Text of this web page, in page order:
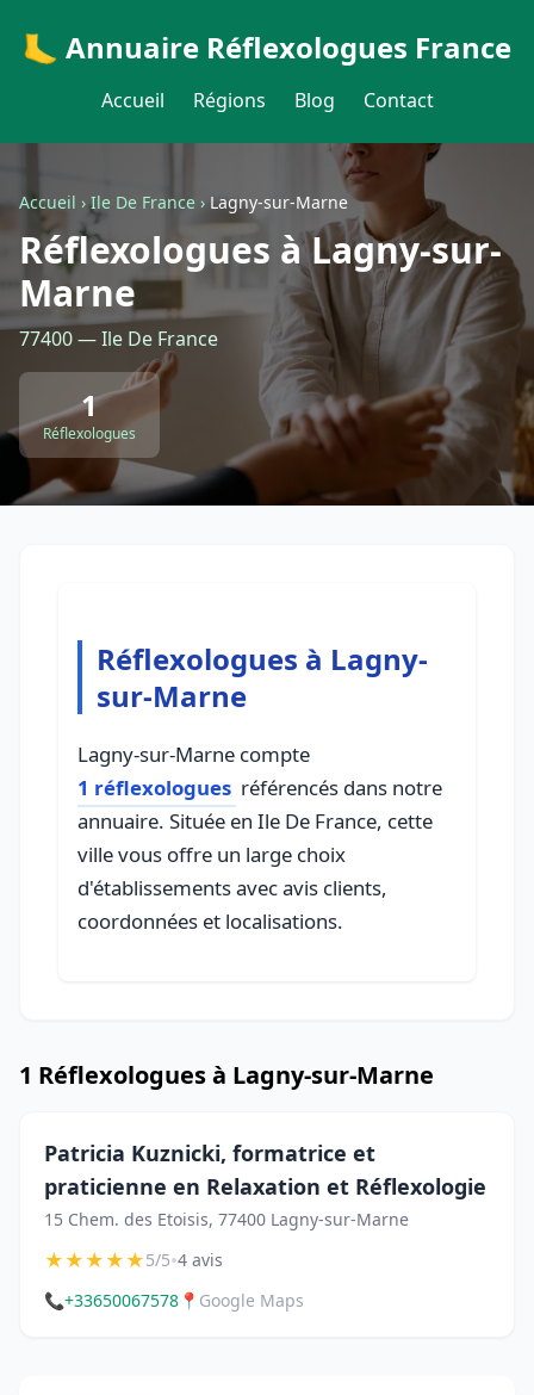
🦶 Annuaire Réflexologues France
Accueil Régions Blog Contact
Accueil ›Ile De France › Lagny-sur-Marne
Réflexologues à Lagny-sur-
Marne
77400 — Ile De France
1
Réflexologues
Réflexologues à Lagny-
sur-Marne
Lagny-sur-Marne compte
1 réflexologues référencés dans notre
annuaire. Située en Ile De France, cette
ville vous offre un large choix
d'établissements avec avis clients,
coordonnées et localisations.
1 Réflexologues à Lagny-sur-Marne
Patricia Kuznicki, formatrice et
praticienne en Relaxation et Réflexologie
15 Chem. des Etoisis, 77400 Lagny-sur-Marne
★★★★★5/5•4 avis
📞+33650067578 📍 Google Maps